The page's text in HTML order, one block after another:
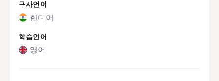
구사언어
힌디어
학습언어
영어